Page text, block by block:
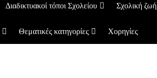
Διαδικτυακοί τόποι Σχολείου Σχολική ζωή
Θεματικές κατηγορίες Χορηγίες